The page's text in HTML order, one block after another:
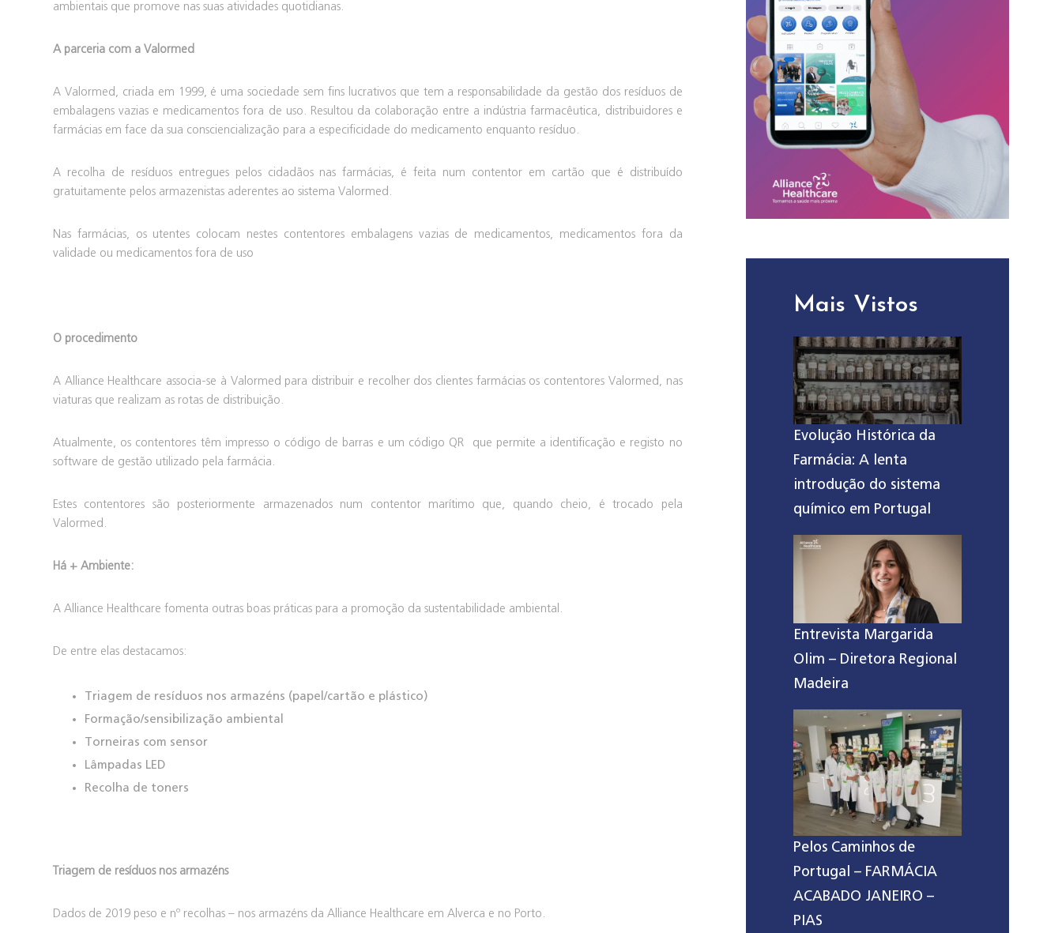
ambientais que promove nas suas atividades quotidianas.
A parceria com a Valormed
A Valormed, criada em 1999, é uma sociedade sem fins lucrativos que tem a responsabilidade da gestão dos resíduos de
embalagens vazias e medicamentos fora de uso. Resultou da colaboração entre a indústria farmacêutica, distribuidores e
farmácias em face da sua consciencialização para a especificidade do medicamento enquanto resíduo.
A recolha de resíduos entregues pelos cidadãos nas farmácias, é feita num contentor em cartão que é distribuído
gratuitamente pelos armazenistas aderentes ao sistema Valormed.
Nas farmácias, os utentes colocam nestes contentores embalagens vazias de medicamentos, medicamentos fora da
validade ou medicamentos fora de uso
O procedimento
A Alliance Healthcare associa-se à Valormed para distribuir e recolher dos clientes farmácias os contentores Valormed, nas
viaturas que realizam as rotas de distribuição.
Atualmente, os contentores têm impresso o código de barras e um código QR que permite a identificação e registo no
software de gestão utilizado pela farmácia.
Estes contentores são posteriormente armazenados num contentor marítimo que, quando cheio, é trocado pela
Valormed.
Há + Ambiente:
A Alliance Healthcare fomenta outras boas práticas para a promoção da sustentabilidade ambiental.
De entre elas destacamos:
Triagem de resíduos nos armazéns (papel/cartão e plástico)
Formação/sensibilização ambiental
Torneiras com sensor
Lâmpadas LED
Recolha de toners
Triagem de resíduos nos armazéns
Dados de 2019 peso e nº recolhas – nos armazéns da Alliance Healthcare em Alverca e no Porto.
Mais Vistos
Evolução Histórica da
Farmácia: A lenta
introdução do sistema
químico em Portugal
Entrevista Margarida
Olim – Diretora Regional
Madeira
Pelos Caminhos de
Portugal – FARMÁCIA
ACABADO JANEIRO –
PIAS